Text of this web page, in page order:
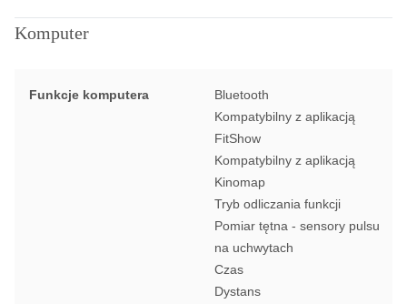
Komputer
Funkcje komputera
Bluetooth
Kompatybilny z aplikacją
FitShow
Kompatybilny z aplikacją
Kinomap
Tryb odliczania funkcji
Pomiar tętna - sensory pulsu
na uchwytach
Czas
Dystans